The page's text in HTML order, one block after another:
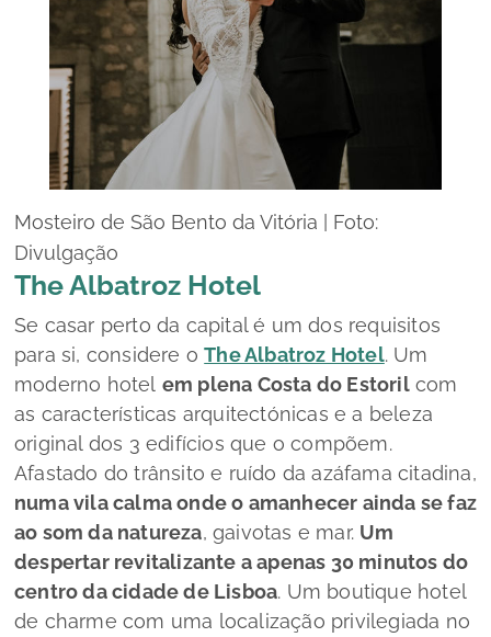
Mosteiro de São Bento da Vitória | Foto:
Divulgação
The Albatroz Hotel
Se casar perto da capital é um dos requisitos
para si, considere oThe Albatroz Hotel. Um
moderno hotel em plena Costa do Estorilcom
as características arquitectónicas e a beleza
original dos 3 edifícios que o compõem.
Afastado do trânsito e ruído da azáfama citadina,
numa vila calma onde o amanhecer ainda se faz
ao som da natureza, gaivotas e mar. Um
despertar revitalizante a apenas 30 minutos do
centro da cidade de Lisboa. Um boutique hotel
de charme com uma localização privilegiada no